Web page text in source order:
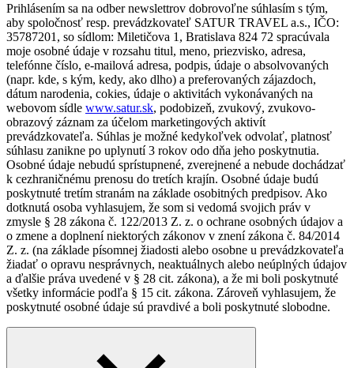
Prihlásením sa na odber newslettrov dobrovoľne súhlasím s tým,
aby spoločnosť resp. prevádzkovateľ SATUR TRAVEL a.s., IČO:
35787201, so sídlom: Miletičova 1, Bratislava 824 72 spracúvala
moje osobné údaje v rozsahu titul, meno, priezvisko, adresa,
telefónne číslo, e-mailová adresa, podpis, údaje o absolvovaných
(napr. kde, s kým, kedy, ako dlho) a preferovaných zájazdoch,
dátum narodenia, cokies, údaje o aktivitách vykonávaných na
webovom sídle www.satur.sk, podobizeň, zvukový, zvukovo-
obrazový záznam za účelom marketingových aktivít
prevádzkovateľa. Súhlas je možné kedykoľvek odvolať, platnosť
súhlasu zanikne po uplynutí 3 rokov odo dňa jeho poskytnutia.
Osobné údaje nebudú sprístupnené, zverejnené a nebude dochádzať
k cezhraničnému prenosu do tretích krajín. Osobné údaje budú
poskytnuté tretím stranám na základe osobitných predpisov. Ako
dotknutá osoba vyhlasujem, že som si vedomá svojich práv v
zmysle § 28 zákona č. 122/2013 Z. z. o ochrane osobných údajov a
o zmene a doplnení niektorých zákonov v znení zákona č. 84/2014
Z. z. (na základe písomnej žiadosti alebo osobne u prevádzkovateľa
žiadať o opravu nesprávnych, neaktuálnych alebo neúplných údajov
a ďalšie práva uvedené v § 28 cit. zákona), a že mi boli poskytnuté
všetky informácie podľa § 15 cit. zákona. Zároveň vyhlasujem, že
poskytnuté osobné údaje sú pravdivé a boli poskytnuté slobodne.